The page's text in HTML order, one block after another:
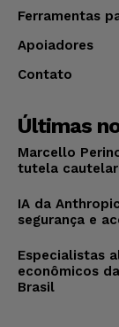
Ferramentas
Apoiadores
Contato
Últimas
Marcello
tutela
IA da
segurança e
Especialistas
econômicos
Brasil